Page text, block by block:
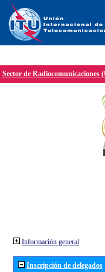
Sector de Radiocomunicaciones
Información general
Inscripción de delegados